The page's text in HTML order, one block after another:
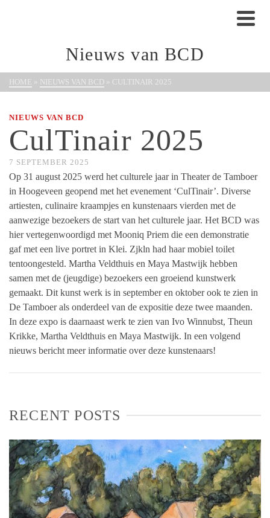
Nieuws van BCD
HOME » NIEUWS VAN BCD » CULTINAIR 2025
NIEUWS VAN BCD
CulTinair 2025
7 SEPTEMBER 2025
Op 31 august 2025 werd het culturele jaar in Theater de Tamboer
in Hoogeveen geopend met het evenement ‘CulTinair’. Diverse
artiesten, culinaire kraampjes en kunstenaars vierden met de
aanwezige bezoekers de start van het culturele jaar. Het BCD was
hier vertegenwoordigd met Mooniq Priem die een demonstratie
gaf met een live portret in Klei. Zjkln had haar mobiel toilet
tentoongesteld. Martha Veldthuis en Maya Mastwijk hebben
samen met de (jeugdige) bezoekers een groeiend kunstwerk
gemaakt. Dit kunst werk is in september en oktober ook te zien in
De Tamboer als onderdeel van de expositie deze twee maanden.
In deze expo is daarnaast werk te zien van Ivo Winnubst, Theun
Krikke, Martha Veldthuis en Maya Mastwijk. In een volgend
nieuws bericht meer informatie over deze kunstenaars!
RECENT POSTS